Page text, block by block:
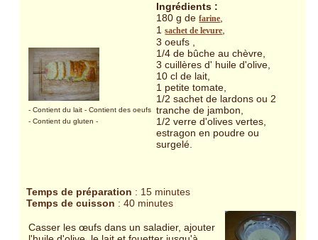
- Contient du lait- Contient des oeufs
- Contient du gluten-
Ingrédients :
180 g defarine
1sachet de levure
3 oeufs ,
1/4 de bûche au chèvre,
3 cuillères d' huile d'olive,
10 cl de lait,
1 petite tomate,
1/2 sachet de lardons ou 2
tranche de jambon,
1/2 verre d'olives vertes,
estragon en poudre ou
surgelé.
Temps de préparation : 15 minutes
Temps de cuisson : 40 minutes
Casser les œufs dans un saladier, ajouter